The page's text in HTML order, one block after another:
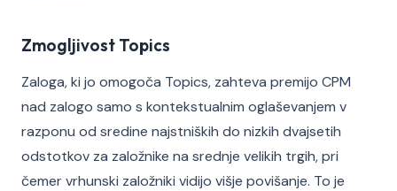
Zmogljivost Topics
Zaloga, ki jo omogoča Topics, zahteva premijo CPM
nad zalogo samo s kontekstualnim oglaševanjem v
razponu od sredine najstniških do nizkih dvajsetih
odstotkov za založnike na srednje velikih trgih, pri
čemer vrhunski založniki vidijo višje povišanje. To je